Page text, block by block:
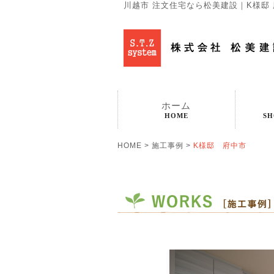
川越市 注文住宅なら松美建設｜K様
ホーム
HOME
HOME > 施工事例 > K様邸 府中市